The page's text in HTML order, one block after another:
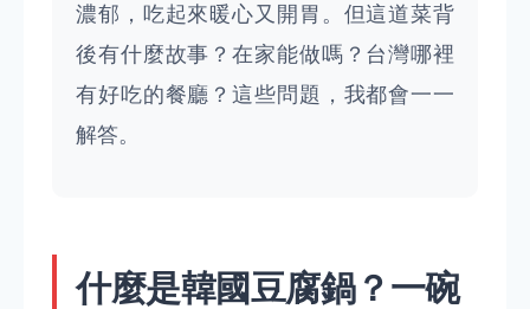
濃郁，吃起來暖心又開胃。但這道菜背
後有什麼故事？在家能做嗎？台灣哪裡
有好吃的餐廳？這些問題，我都會一一
解答。
什麼是韓國豆腐鍋？一碗